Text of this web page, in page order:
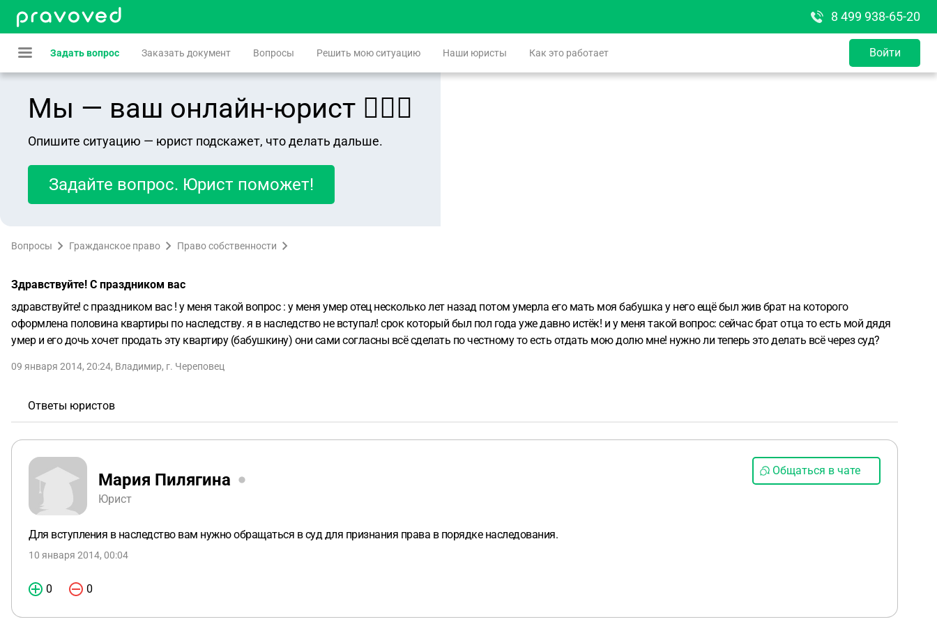
8 499 938-65-20
Задать вопрос Заказать документ Вопросы Решить мою ситуацию Наши юристы Как это работает Войти
Мы — ваш онлайн-юрист 👨🏻‍⚖️
Опишите ситуацию — юрист подскажет, что делать дальше.
Задайте вопрос. Юрист поможет!
Вопросы Гражданское право Право собственности
Здравствуйте! С праздником вас
здравствуйте! с праздником вас ! у меня такой вопрос : у меня умер отец несколько лет назад потом умерла его мать моя бабушка у него ещё был жив брат на которого
оформлена половина квартиры по наследству. я в наследство не вступал! срок который был пол года уже давно истёк! и у меня такой вопрос: сейчас брат отца то есть мой дядя
умер и его дочь хочет продать эту квартиру (бабушкину) они сами согласны всё сделать по честному то есть отдать мою долю мне! нужно ли теперь это делать всё через суд?
09 января 2014, 20:24, Владимир, г. Череповец
Ответы юристов
Мария Пилягина
Юрист
Общаться в чате
Для вступления в наследство вам нужно обращаться в суд для признания права в порядке наследования.
10 января 2014, 00:04
0 0